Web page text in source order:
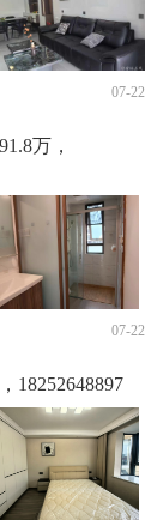
07-22
万，
07-22
18252648897